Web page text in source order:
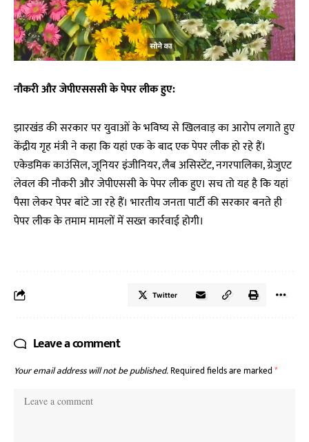
नौकरी और जेपीएसससी के पेपर लीक हुए:
झारखंड की सरकार पर युवाओं के भविष्य से खिलवाड़ का आरोप लगाते हुए
केंद्रीय गृह मंत्री ने कहा कि यहां एक के बाद एक पेपर लीक हो रहे हैं।
एकेडमिक काउंसिल, जूनियर इंजीनियर, लैब असिस्टेंट, नगरपालिका, ग्रेजुएट
लेवल की नौकरी और जेपीएससी के पेपर लीक हुए। सच तो यह है कि यहां
पैसा लेकर पेपर बांटे जा रहे हैं। भारतीय जनता पार्टी की सरकार बनते ही
पेपर लीक के तमाम मामलों में सख्त कार्रवाई होगी।
Twitter
Leave a comment
Your email address will not be published.Required fields are marked*